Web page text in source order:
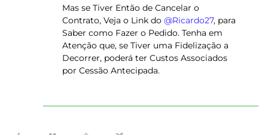
Mas se Tiver Então de Cancelar o
Contrato, Veja o Link do ​ @Ricardo27, para
Saber como Fazer o Pedido. Tenha em
Atenção que, se Tiver uma Fidelização a
Decorrer, poderá ter Custos Associados
por Cessão Antecipada.